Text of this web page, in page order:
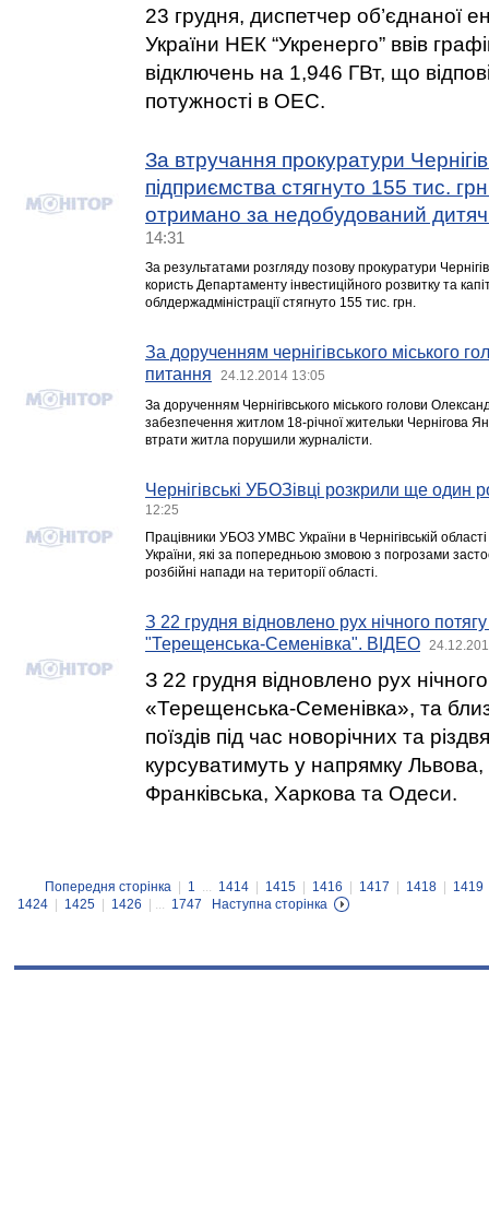
23 грудня, диспетчер об’єднаної
України НЕК “Укренерго” ввів
відключень на 1,946 ГВт, що
потужності в ОЕС.
За втручання прокуратури
підприємства стягнуто 155 тис.
отримано за недобудований
14:31
За результатами розгляду позову прокуратури
користь Департаменту інвестиційного розвитку та
облдержадміністрації стягнуто 155 тис. грн.
За дорученням чернігівського міського
питання
24.12.2014 13:05
За дорученням Чернігівського міського голови
забезпечення житлом 18-річної жительки Чернігова
втрати житла порушили журналісти.
Чернігівські УБОЗівці розкрили ще один
12:25
Працівники УБОЗ УМВС України в Чернігівській
України, які за попередньою змовою з погрозами
розбійні напади на території області.
З 22 грудня відновлено рух нічного
"Терещенська-Семенівка". ВІДЕО
З 22 грудня відновлено рух
«Терещенська-Семенівка», та
поїздів під час новорічних та
курсуватимуть у напрямку
Франківська, Харкова та Одеси.
Попередня сторінка 1 ... 1414 1415 1416 1417 1418 1419
1424
1425 1426 | ... 1747 Наступна сторінка